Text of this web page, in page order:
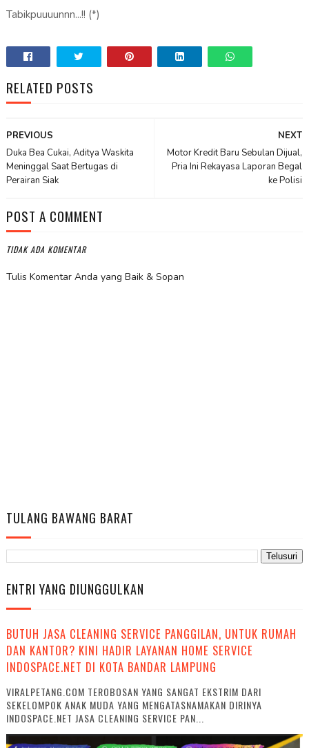
Tabikpuuuunnn...!! (*)
RELATED POSTS
NEXT
Motor Kredit Baru Sebulan Dijual,
Pria Ini Rekayasa Laporan Begal
ke Polisi
PREVIOUS
Duka Bea Cukai, Aditya Waskita
Meninggal Saat Bertugas di
Perairan Siak
POST A COMMENT
TIDAK ADA KOMENTAR
Tulis Komentar Anda yang Baik & Sopan
TULANG BAWANG BARAT
ENTRI YANG DIUNGGULKAN
BUTUH JASA CLEANING SERVICE PANGGILAN, UNTUK RUMAH
DAN KANTOR? KINI HADIR LAYANAN HOME SERVICE
INDOSPACE.NET DI KOTA BANDAR LAMPUNG
VIRALPETANG.COM TEROBOSAN YANG SANGAT EKSTRIM DARI
SEKELOMPOK ANAK MUDA YANG MENGATASNAMAKAN DIRINYA
INDOSPACE.NET JASA CLEANING SERVICE PAN...